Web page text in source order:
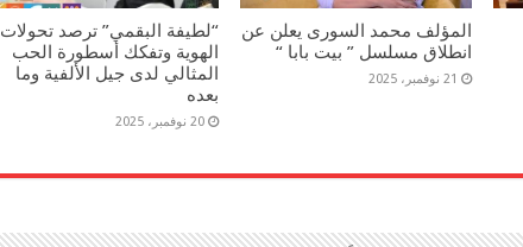
المؤلف محمد السورى يعلن عن
انطلاق مسلسل ” بيت بابا “
21 نوفمبر، 2025
“لطيفة البقمي” ترصد تحولات
الهوية وتفكك أسطورة الحب
المثالي لدى جيل الألفية وما
بعده
20 نوفمبر، 2025